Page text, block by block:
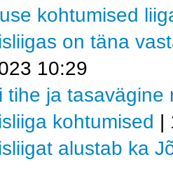
kohtumised
on täna
10:29
tihe ja tasavägine
kohtumised |
alustab ka